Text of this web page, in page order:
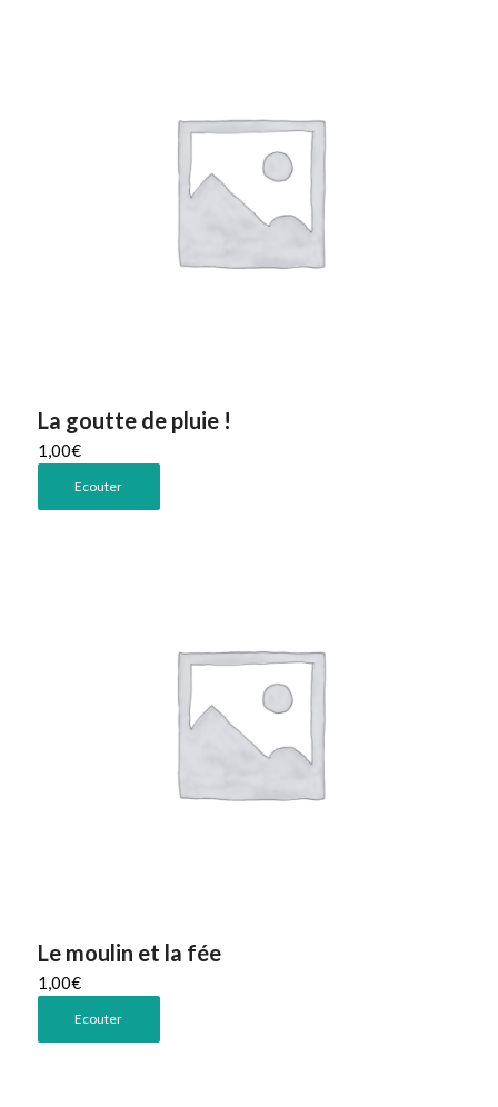
La goutte de pluie !
1,00€
Ecouter
Le moulin et la fée
1,00€
Ecouter